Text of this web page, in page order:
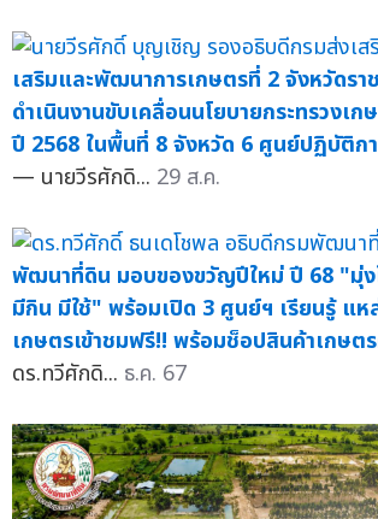
เสริมและพัฒนาการเกษตรที่ 2 จังหวัดรา
ดำเนินงานขับเคลื่อนนโยบายกระทรวงเ
ปี 2568 ในพื้นที่ 8 จังหวัด 6 ศูนย์ปฏิบัติก
— นายวีรศักดิ... 29 ส.ค.
พัฒนาที่ดิน มอบของขวัญปีใหม่ ปี 68 "มุ่ง
มีกิน มีใช้" พร้อมเปิด 3 ศูนย์ฯ เรียนรู้ แห
เกษตรเข้าชมฟรี!! พร้อมช็อปสินค้าเกษ
ดร.ทวีศักดิ... ธ.ค. 67